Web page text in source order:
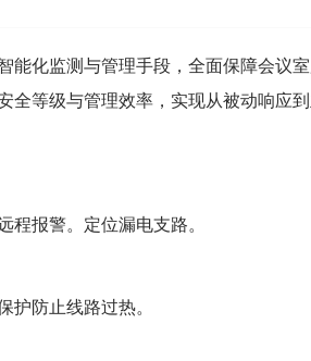
能化监测与管理手段，全面保障会议
等级与管理效率，实现从被动响应到
报警。定位漏电支路。
防止线路过热。